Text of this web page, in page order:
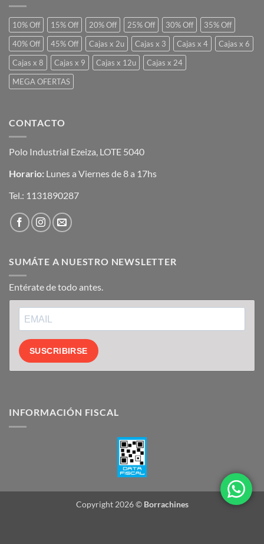
10% Off 15% Off 20% Off 25% Off 30% Off
35% Off
40% Off
45% Off Cajas x 2u Cajas x 3 Cajas x 4
Cajas x 6
Cajas x 8
Cajas x 9 Cajas x 12u
Cajas x 24
MEGA OFERTAS
CONTACTO
Polo Industrial Ezeiza, LOTE 5040
Horario: Lunes a Viernes de 8 a 17hs
Tel.: 1131890287
SUMÁTE A NUESTRO NEWSLETTER
Entérate de todo antes.
SUSCRIBIRSE
INFORMACIÓN FISCAL
Copyright 2026 © Borrachines